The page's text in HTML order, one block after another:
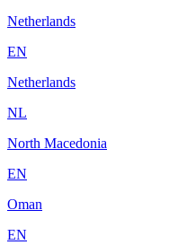
Netherlands
EN
Netherlands
NL
North Macedonia
EN
Oman
EN